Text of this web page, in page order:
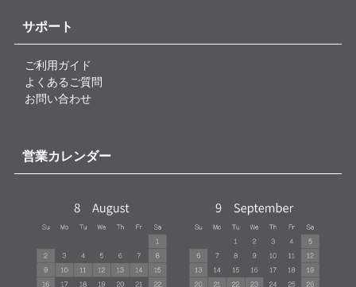
サポート
ご利用ガイド
よくあるご質問
お問い合わせ
営業カレンダー